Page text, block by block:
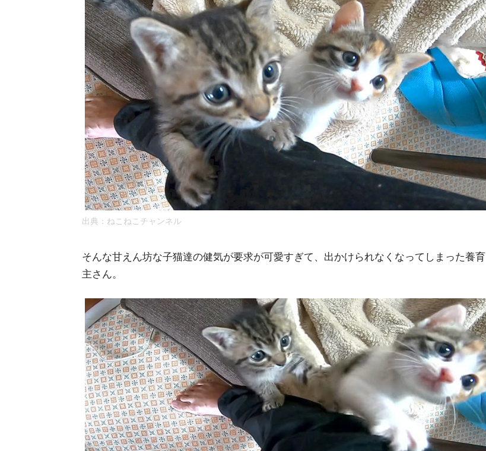
出典： ねこねこチャンネル
そんな甘えん坊な子猫達の健気が要求が可愛すぎて、出かけられなくなってしまった養育
主さん。